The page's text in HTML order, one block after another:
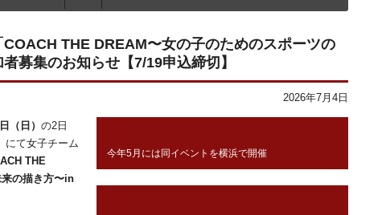
COACH THE DREAM〜女の子のためのスポーツの
募集のお知らせ【7/19申込締切】
2026年7月4日
今年5月には同イベントを横浜で開催
（日） の2日
にて女子チーム
THE
の描き方〜in